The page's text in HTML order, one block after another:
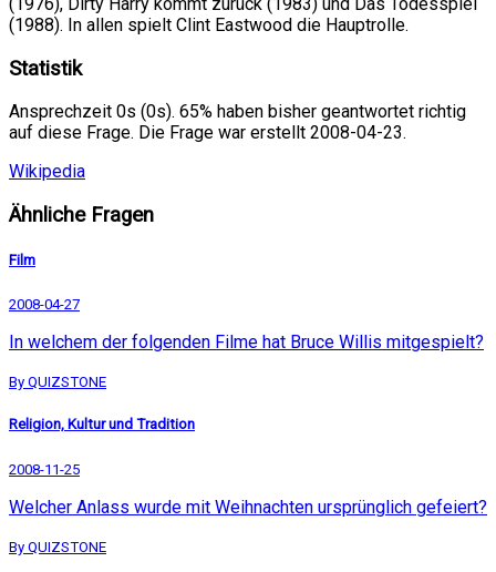
(1988). In allen spielt Clint Eastwood die Hauptrolle.
Statistik
Ansprechzeit 0s (0s). 65% haben bisher geantwortet richtig
auf diese Frage. Die Frage war erstellt 2008-04-23.
Wikipedia
Ähnliche Fragen
Film
2008-04-27
In welchem der folgenden Filme hat Bruce Willis mitgespielt?
By QUIZSTONE
Religion, Kultur und Tradition
2008-11-25
Welcher Anlass wurde mit Weihnachten ursprünglich gefeiert?
By QUIZSTONE